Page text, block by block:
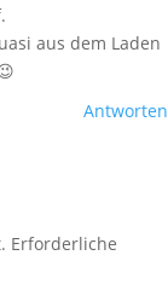
aus dem Laden
Antworten
Erforderliche